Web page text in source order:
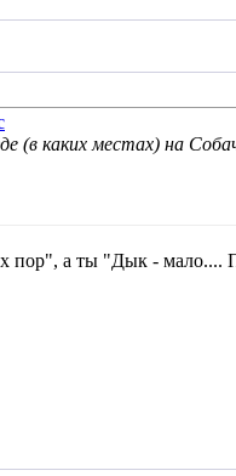
(в каких местах) на
пор", а ты "Дык - мало....